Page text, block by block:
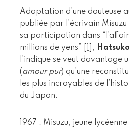
Adaptation d’une douteuse
publiée par l’écrivain
sa participation dans
millions de yens”
,
l’indique se veut davantage
(amour pur) qu’une
les plus incroyables de
du Japon.
1967 : Misuzu, jeune